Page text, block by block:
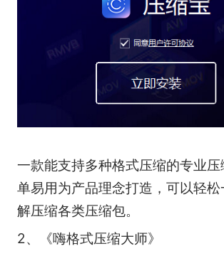
一款能支持多种格式压缩的专业
单易用为产品理念打造，可以轻
解压缩各类压缩包。
2、《嗨格式压缩大师》